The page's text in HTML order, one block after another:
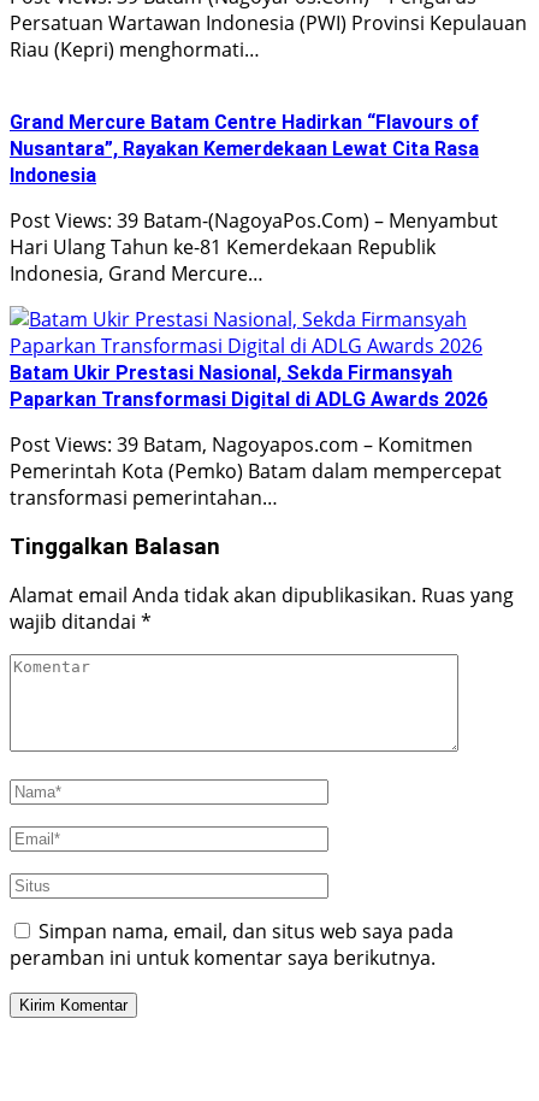
Persatuan Wartawan Indonesia (PWI) Provinsi Kepulauan
Riau (Kepri) menghormati…
Grand Mercure Batam Centre Hadirkan “Flavours of
Nusantara”, Rayakan Kemerdekaan Lewat Cita Rasa
Indonesia
Post Views: 39 Batam-(NagoyaPos.Com) – Menyambut
Hari Ulang Tahun ke-81 Kemerdekaan Republik
Indonesia, Grand Mercure…
Batam Ukir Prestasi Nasional, Sekda Firmansyah
Paparkan Transformasi Digital di ADLG Awards 2026
Post Views: 39 Batam, Nagoyapos.com – Komitmen
Pemerintah Kota (Pemko) Batam dalam mempercepat
transformasi pemerintahan…
Tinggalkan Balasan
Alamat email Anda tidak akan dipublikasikan. Ruas yang
wajib ditandai *
Simpan nama, email, dan situs web saya pada
peramban ini untuk komentar saya berikutnya.